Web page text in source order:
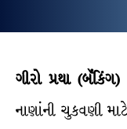
ગીરો પ્રથા
નાણાંની ચુકવણી